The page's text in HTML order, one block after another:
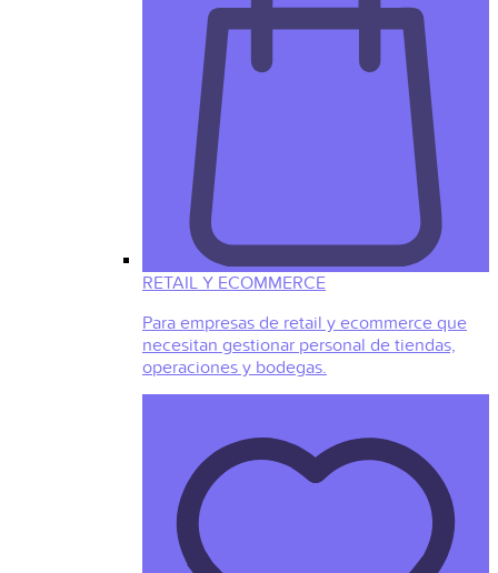
RETAIL Y ECOMMERCE
Para empresas de retail y ecommerce que
necesitan gestionar personal de tiendas,
operaciones y bodegas.